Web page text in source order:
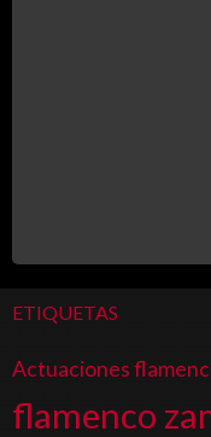
ETIQUETAS
Actuaciones
flamenco